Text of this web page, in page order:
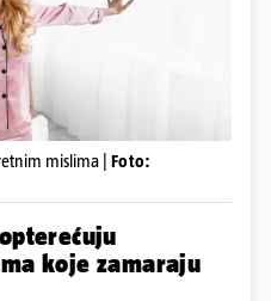
mislima | Foto:
koje zamaraju